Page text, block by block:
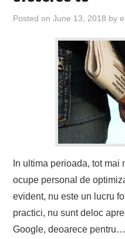
Posted onJune 13, 2018 by
In ultima perioada, tot
ocupe personal de
evident, nu este un lucru
practici, nu sunt deloc
Google, deoarece pentru…